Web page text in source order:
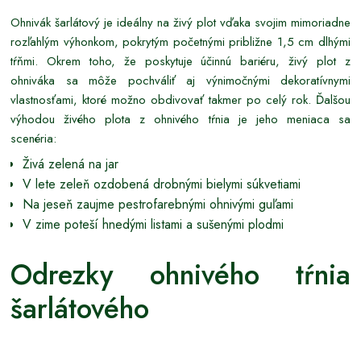
Ohnivák šarlátový je ideálny na živý plot vďaka svojim mimoriadne
rozľahlým výhonkom, pokrytým početnými približne 1,5 cm dlhými
tŕňmi. Okrem toho, že poskytuje účinnú bariéru, živý plot z
ohniváka sa môže pochváliť aj výnimočnými dekoratívnymi
vlastnosťami, ktoré možno obdivovať takmer po celý rok. Ďalšou
výhodou živého plota z ohnivého tŕnia je jeho meniaca sa
scenéria:
Živá zelená na jar
V lete zeleň ozdobená drobnými bielymi súkvetiami
Na jeseň zaujme pestrofarebnými ohnivými guľami
V zime poteší hnedými listami a sušenými plodmi
Odrezky ohnivého tŕnia
šarlátového